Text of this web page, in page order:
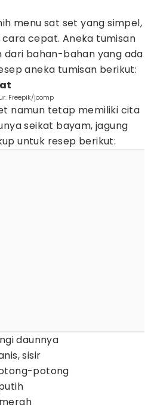
menu sat set yang simpel,
cepat. Aneka tumisan
dari bahan-bahan yang ada
aneka tumisan berikut:
Freepik/jcomp
namun tetap memiliki cita
seikat bayam, jagung
untuk resep berikut:
daunnya
sisir
potong